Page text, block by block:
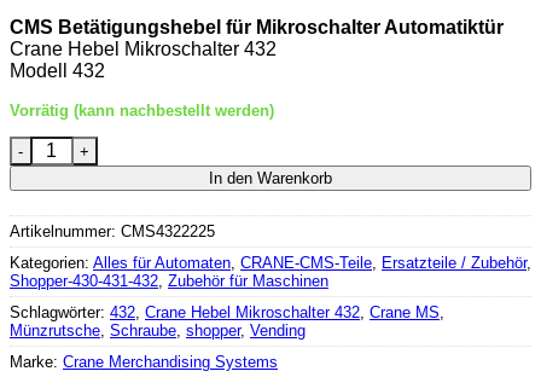
CMS Betätigungshebel für Mikroschalter Automatiktür
Crane Hebel Mikroschalter 432
Modell 432
Vorrätig (kann nachbestellt werden)
Crane Hebel Mikroschalter 432 Menge
In den Warenkorb
Artikelnummer: CMS4322225
Kategorien: Alles für Automaten, CRANE-CMS-Teile, Ersatzteile / Zubehör,
Shopper-430-431-432, Zubehör für Maschinen
Schlagwörter: 432, Crane Hebel Mikroschalter 432, Crane MS,
Münzrutsche, Schraube, shopper, Vending
Marke: Crane Merchandising Systems